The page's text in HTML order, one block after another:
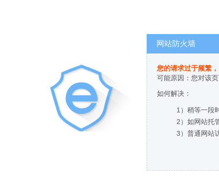
网站防火墙
您的请求过于频繁
可能原因：您对该
如何解决：
1）稍等一段
2）如网站托
3）普通网站